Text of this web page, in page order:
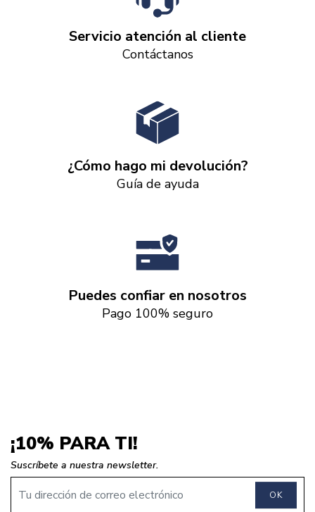
Servicio atención al cliente
Contáctanos
¿Cómo hago mi devolución?
Guía de ayuda
Puedes confiar en nosotros
Pago 100% seguro
¡10% PARA TI!
Suscríbete a nuestra newsletter.
OK